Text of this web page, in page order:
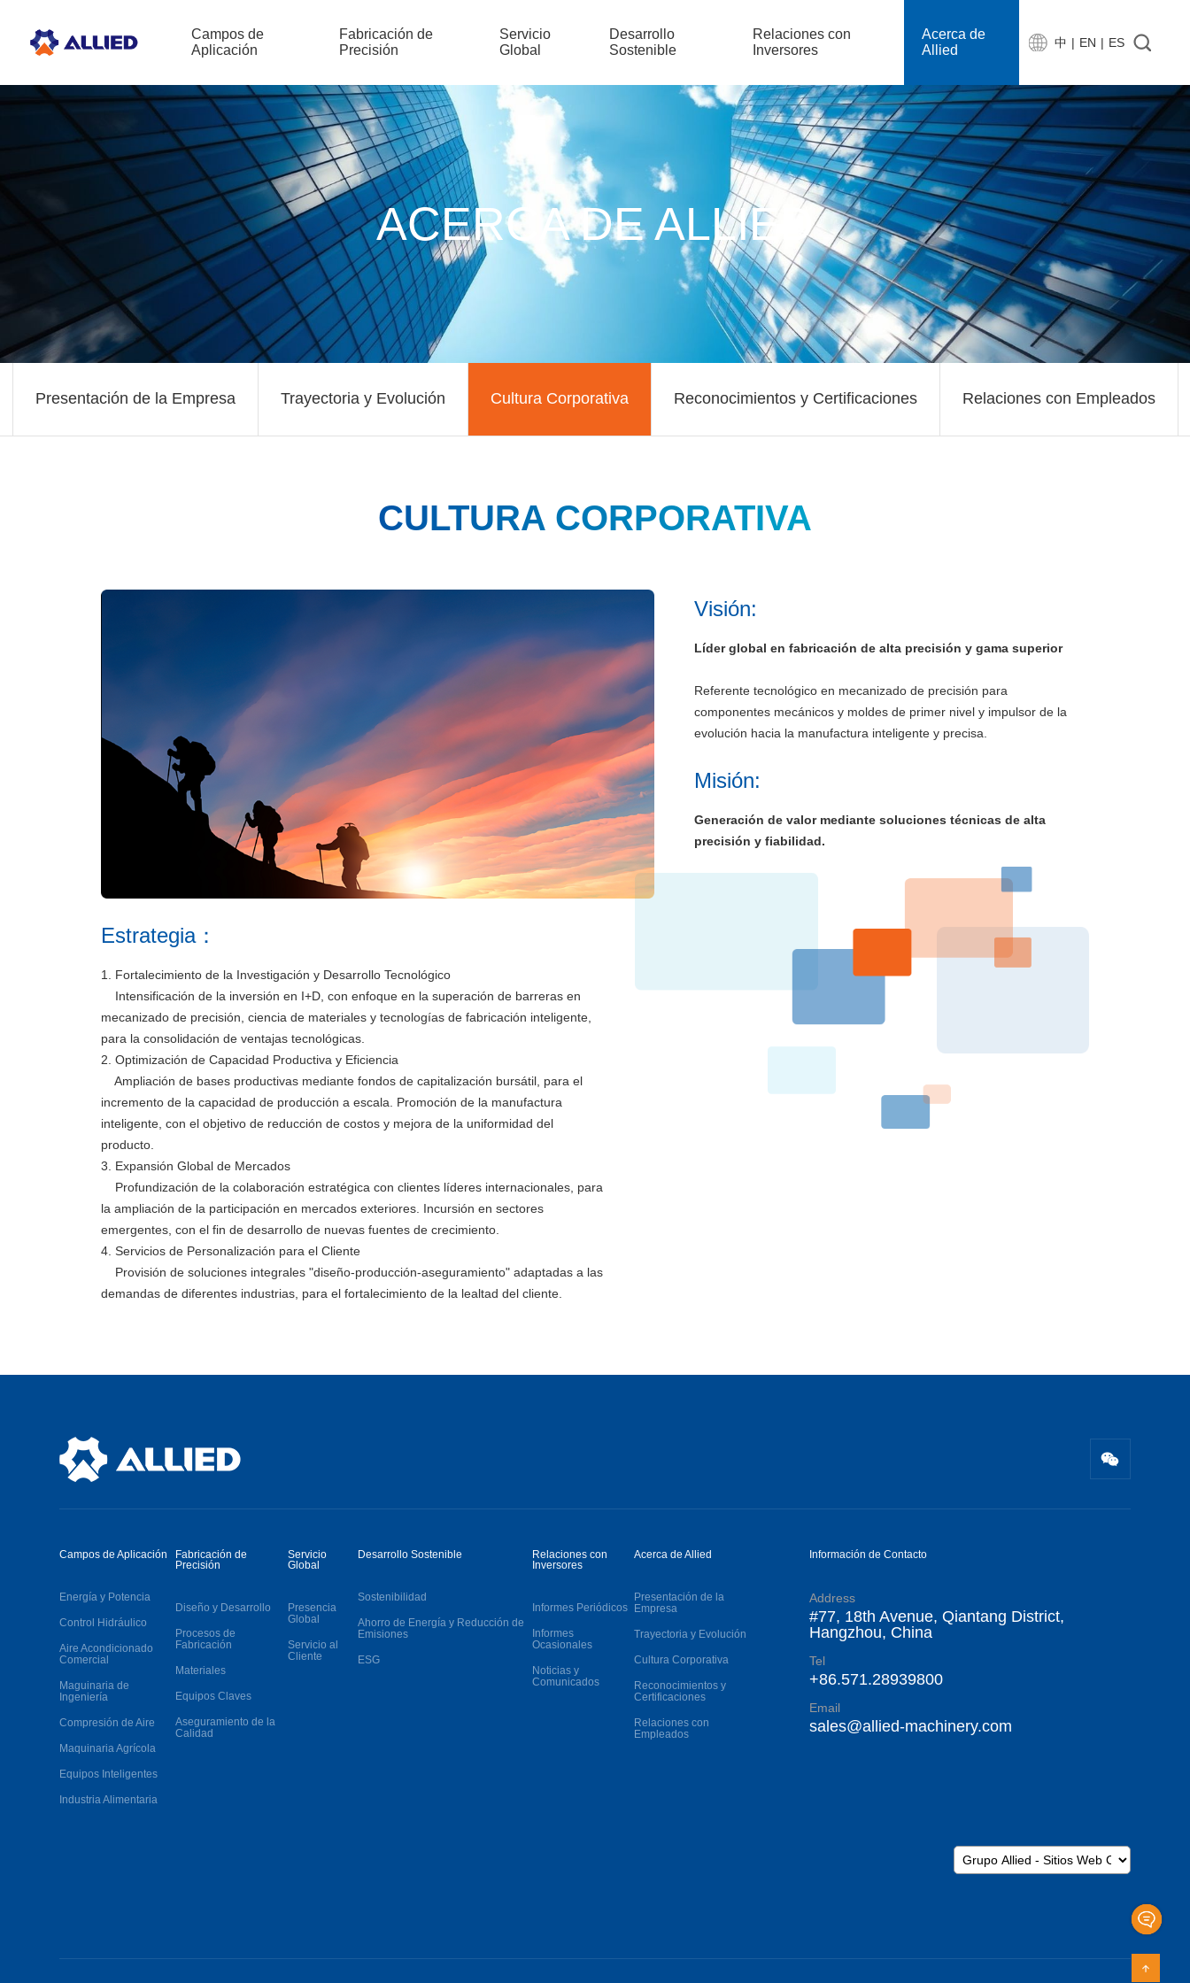
Campos de
Aplicación
Fabricación de
Precisión
Servicio
Global
Desarrollo
Sostenible
Relaciones con
Inversores
Acerca de
Allied
中 | EN | ES
ACERCA DE ALLIED
Presentación de la Empresa Trayectoria y Evolución Cultura Corporativa Reconocimientos y Certificaciones Relaciones con Empleados
Visión:
Líder global en fabricación de alta precisión y gama superior
Referente tecnológico en mecanizado de precisión para
componentes mecánicos y moldes de primer nivel y impulsor de la
evolución hacia la manufactura inteligente y precisa.
Misión:
Generación de valor mediante soluciones técnicas de alta
precisión y fiabilidad.
satisfacción de demandas globales de componentes premium
Contribución a la modernización de equipos industriales y al
desarrollo sostenible
Estrategia：
1. Fortalecimiento de la Investigación y Desarrollo Tecnológico
Intensificación de la inversión en I+D, con enfoque en la superación de barreras en
mecanizado de precisión, ciencia de materiales y tecnologías de fabricación inteligente,
para la consolidación de ventajas tecnológicas.
2. Optimización de Capacidad Productiva y Eficiencia
Ampliación de bases productivas mediante fondos de capitalización bursátil, para el
incremento de la capacidad de producción a escala. Promoción de la manufactura
inteligente, con el objetivo de reducción de costos y mejora de la uniformidad del
producto.
3. Expansión Global de Mercados
Profundización de la colaboración estratégica con clientes líderes internacionales, para
la ampliación de la participación en mercados exteriores. Incursión en sectores
emergentes, con el fin de desarrollo de nuevas fuentes de crecimiento.
4. Servicios de Personalización para el Cliente
Provisión de soluciones integrales "diseño-producción-aseguramiento" adaptadas a las
demandas de diferentes industrias, para el fortalecimiento de la lealtad del cliente.
Campos de Aplicación
Energía y Potencia
Control Hidráulico
Aire Acondicionado
Comercial
Maguinaria de
Ingeniería
Compresión de Aire
Maquinaria Agrícola
Equipos Inteligentes
Industria Alimentaria
Fabricación de
Precisión
Diseño y Desarrollo
Procesos de
Fabricación
Materiales
Equipos Claves
Aseguramiento de la
Calidad
Servicio
Global
Presencia
Global
Servicio al
Cliente
Desarrollo Sostenible
Sostenibilidad
Ahorro de Energía y Reducción de
Emisiones
ESG
Relaciones con
Inversores
Informes Periódicos
Informes
Ocasionales
Noticias y
Comunicados
Acerca de Allied
Presentación de la
Empresa
Trayectoria y Evolución
Cultura Corporativa
Reconocimientos y
Certificaciones
Relaciones con
Empleados
Información de Contacto
Address
#77, 18th Avenue, Qiantang District,
Hangzhou, China
Tel
+86.571.28939800
Email
sales@allied-machinery.com